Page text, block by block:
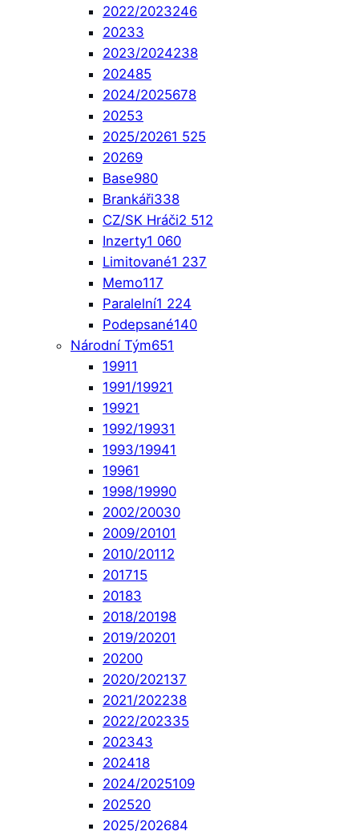
2022/2023246
20233
2023/2024238
202485
2024/2025678
20253
2025/20261 525
20269
Base980
Brankáři338
CZ/SK Hráči2 512
Inzerty1 060
Limitované1 237
Memo117
Paralelní1 224
Podepsané140
Národní Tým651
19911
1991/19921
19921
1992/19931
1993/19941
19961
1998/19990
2002/20030
2009/20101
2010/20112
201715
20183
2018/20198
2019/20201
20200
2020/202137
2021/202238
2022/202335
202343
202418
2024/2025109
202520
2025/202684